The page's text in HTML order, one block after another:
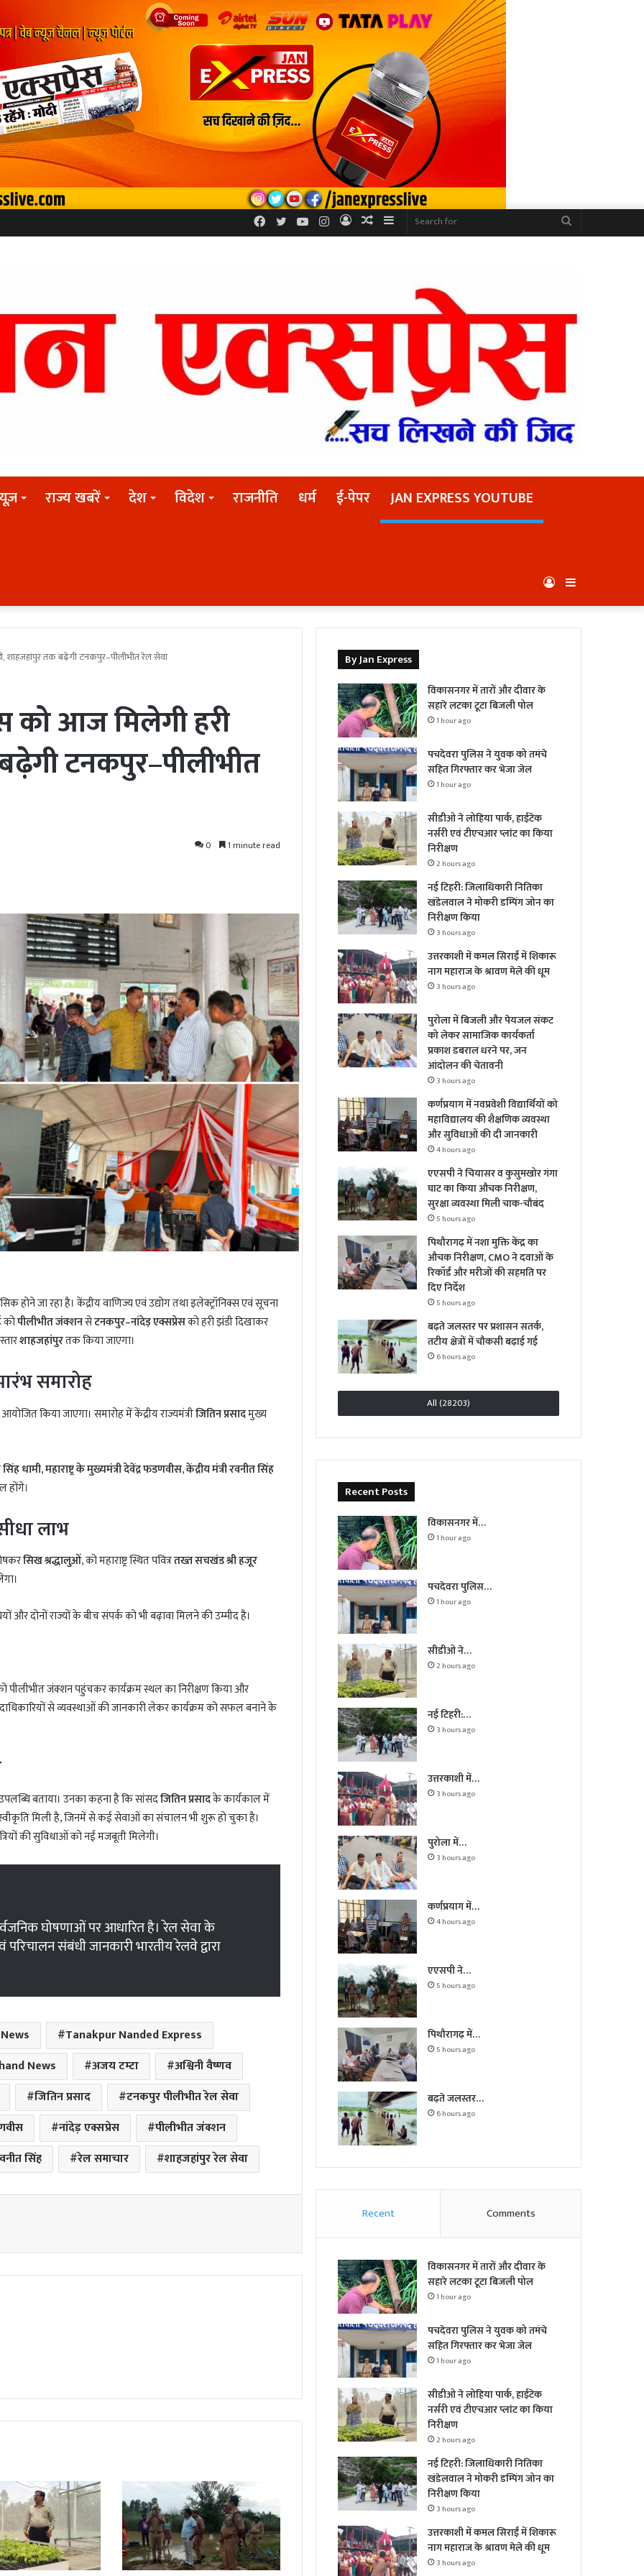
Sidebar
Random
Log
Instagram
YouTube
Twitter
Facebook
राज्य खबरें देश विदेश राजनीति धर्म ई-पेपर
JAN EXPRESS YOUTUBE
Log
In
तक बढ़ेगी टनकपुर–पीलीभीत रेल सेवा
को आज मिलेगी हरी
टनकपुर–पीलीभीत
0 1 minute read
होने जा रहा है। केंद्रीय वाणिज्य एवं उद्योग तथा इलेक्ट्रॉनिक्स एवं सूचना
कोपीलीभीत जंक्शनसेटनकपुर–नांदेड़ एक्सप्रेसको हरी झंडी दिखाकर
शाहजहांपुरतक किया जाएगा।
समारोह
किया जाएगा। समारोह में केंद्रीय राज्यमंत्रीजितिन प्रसादमुख्य
धामी,महाराष्ट्र के मुख्यमंत्री देवेंद्र फडणवीस,केंद्रीय मंत्री रवनीत सिंह
होंगे।
लाभ
सिख श्रद्धालुओं, को महाराष्ट्र स्थित पवित्रतख्त सचखंड श्री हजूर
और दोनों राज्यों के बीच संपर्क को भी बढ़ावा मिलने की उम्मीद है।
पीलीभीत जंक्शन पहुंचकर कार्यक्रम स्थल का निरीक्षण किया और
से व्यवस्थाओं की जानकारी लेकर कार्यक्रम को सफल बनाने के
बताया। उनका कहना है कि सांसदजितिन प्रसादके कार्यकाल में
मिली है, जिनमें से कई सेवाओं का संचालन भी शुरू हो चुका है।
की सुविधाओं को नई मजबूती मिलेगी।
घोषणाओं पर आधारित है। रेल सेवा के
संबंधी जानकारी भारतीय रेलवे द्वारा
Tanakpur Nanded Express
News अजय टम्टा
अश्विनी वैष्णव
जितिन प्रसाद
टनकपुर पीलीभीत रेल सेवा
नांदेड़ एक्सप्रेस
पीलीभीत जंक्शन
सिंह रेल समाचार शाहजहांपुर रेल सेवा
By Jan Express
विकासनगर में तारों और दीवार के
सहारे लटका टूटा बिजली पोल
1 hour ago
पचदेवरा पुलिस ने युवक को तमंचे
सहित गिरफ्तार कर भेजा जेल
1 hour ago
सीडीओ ने लोहिया पार्क, हाईटेक
नर्सरी एवं टीएचआर प्लांट का किया
निरीक्षण
2 hours ago
नई टिहरी: जिलाधिकारी नितिका
खंडेलवाल ने मोकरी डम्पिंग जोन का
निरीक्षण किया
3 hours ago
उत्तरकाशी में कमल सिराईं में शिकारू
नाग महाराज के श्रावण मेले की धूम
3 hours ago
पुरोला में बिजली और पेयजल संकट
को लेकर सामाजिक कार्यकर्ता
प्रकाश डबराल धरने पर, जन
आंदोलन की चेतावनी
3 hours ago
कर्णप्रयाग में नवप्रवेशी विद्यार्थियों को
महाविद्यालय की शैक्षणिक व्यवस्था
और सुविधाओं की दी जानकारी
4 hours ago
एएसपी ने चियासर व कुसुमखोर गंगा
घाट का किया औचक निरीक्षण,
सुरक्षा व्यवस्था मिली चाक-चौबंद
5 hours ago
पिथौरागढ़ में नशा मुक्ति केंद्र का
औचक निरीक्षण, CMO ने दवाओं के
रिकॉर्ड और मरीजों की सहमति पर
दिए निर्देश
5 hours ago
बढ़ते जलस्तर पर प्रशासन सतर्क,
तटीय क्षेत्रों में चौकसी बढ़ाई गई
6 hours ago
All (28203)
Recent Posts
विकासनगर में…
1 hour ago
पचदेवरा पुलिस…
1 hour ago
सीडीओ ने…
2 hours ago
नई टिहरी:…
3 hours ago
उत्तरकाशी में…
3 hours ago
पुरोला में…
3 hours ago
कर्णप्रयाग में…
4 hours ago
एएसपी ने…
5 hours ago
पिथौरागढ़ में…
5 hours ago
बढ़ते जलस्तर…
6 hours ago
Recent Comments
विकासनगर में तारों और दीवार के
सहारे लटका टूटा बिजली पोल
1 hour ago
पचदेवरा पुलिस ने युवक को तमंचे
सहित गिरफ्तार कर भेजा जेल
1 hour ago
सीडीओ ने लोहिया पार्क, हाईटेक
नर्सरी एवं टीएचआर प्लांट का किया
निरीक्षण
2 hours ago
नई टिहरी: जिलाधिकारी नितिका
खंडेलवाल ने मोकरी डम्पिंग जोन का
निरीक्षण किया
3 hours ago
उत्तरकाशी में कमल सिराईं में शिकारू
नाग महाराज के श्रावण मेले की धूम
3 hours ago